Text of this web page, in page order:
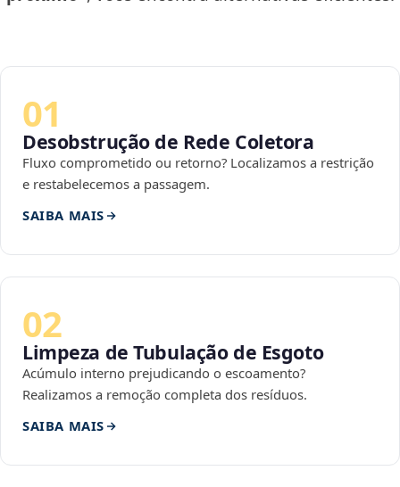
01
Desobstrução de Rede Coletora
Fluxo comprometido ou retorno? Localizamos a restrição
e restabelecemos a passagem.
SAIBA MAIS
02
Limpeza de Tubulação de Esgoto
Acúmulo interno prejudicando o escoamento?
Realizamos a remoção completa dos resíduos.
SAIBA MAIS